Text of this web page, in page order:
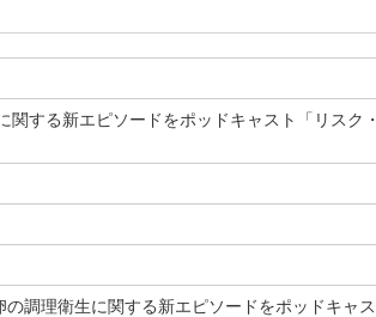
する新エピソードをポッドキャスト「リスク・
調理衛生に関する新エピソードをポッドキャス